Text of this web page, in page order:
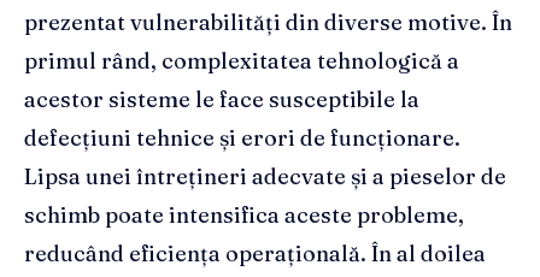
prezentat vulnerabilități din diverse motive. În
primul rând, complexitatea tehnologică a
acestor sisteme le face susceptibile la
defecțiuni tehnice și erori de funcționare.
Lipsa unei întrețineri adecvate și a pieselor de
schimb poate intensifica aceste probleme,
reducând eficiența operațională. În al doilea